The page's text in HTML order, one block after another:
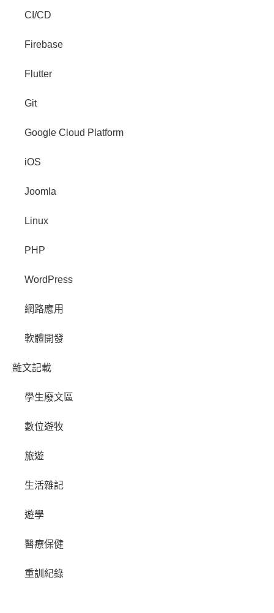
CI/CD
Firebase
Flutter
Git
Google Cloud Platform
iOS
Joomla
Linux
PHP
WordPress
網路應用
軟體開發
雜文記載
學生廢文區
數位遊牧
旅遊
生活雜記
遊學
醫療保健
重訓紀錄